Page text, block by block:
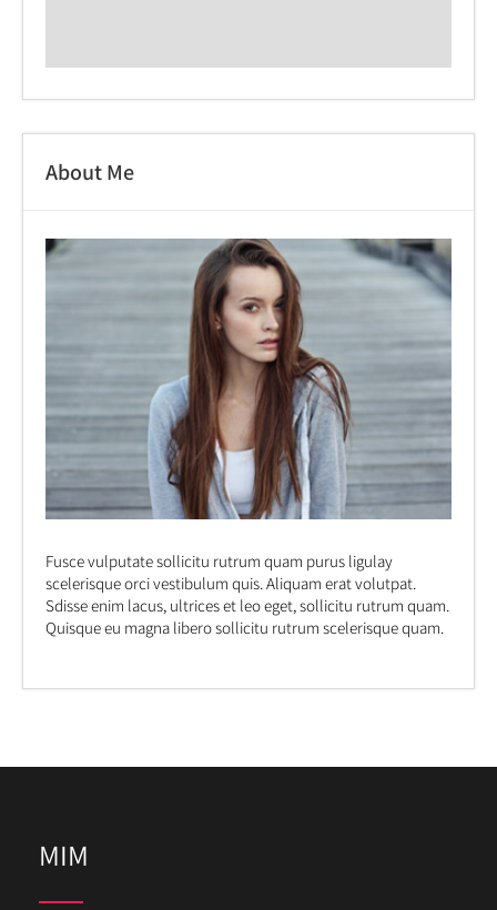
About Me
Fusce vulputate sollicitu rutrum quam purus ligulay
scelerisque orci vestibulum quis. Aliquam erat volutpat.
Sdisse enim lacus, ultrices et leo eget, sollicitu rutrum quam.
Quisque eu magna libero sollicitu rutrum scelerisque quam.
MIM